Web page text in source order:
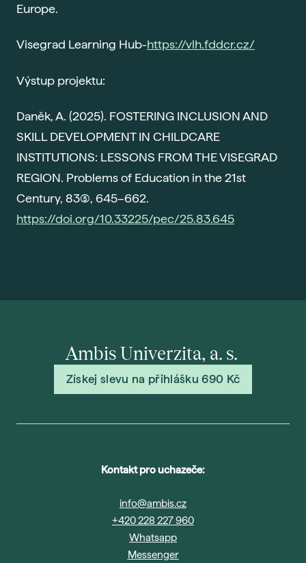
Europe.
Visegrad Learning Hub-https://vlh.fddcr.cz/
Výstup projektu:
Daněk, A. (2025). FOSTERING INCLUSION AND
SKILL DEVELOPMENT IN CHILDCARE
INSTITUTIONS: LESSONS FROM THE VISEGRAD
REGION. Problems of Education in the 21st
Century, 83(5), 645–662.
https://doi.org/10.33225/pec/25.83.645
Ambis Univerzita, a. s.
Získej slevu na přihlášku 690 Kč
Kontakt pro uchazeče:
info@ambis.cz
+420 228 227 960
Whatsapp
Messenger